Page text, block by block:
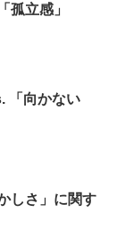
孤立感」
「向かない
しさ」に関す